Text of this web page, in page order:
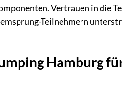
Vertrauen in die
Teilnehmern
Hamburg